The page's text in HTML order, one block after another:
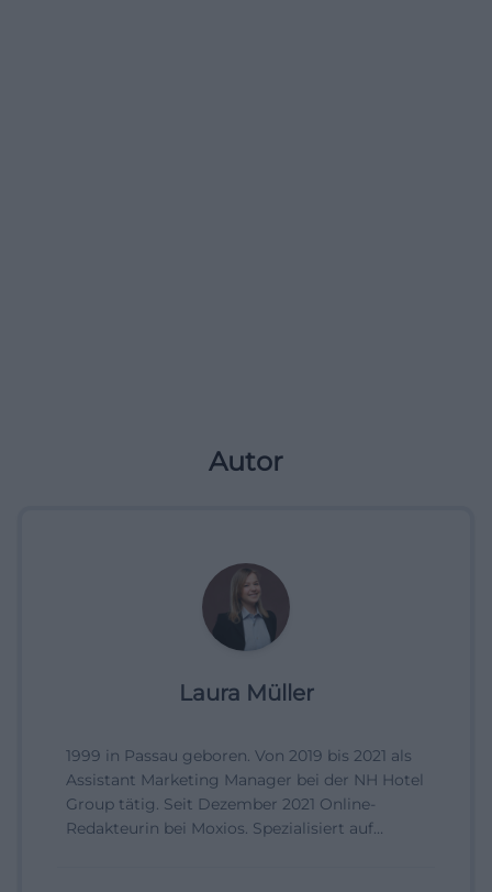
Autor
Laura Müller
1999 in Passau geboren. Von 2019 bis 2021 als
Assistant Marketing Manager bei der NH Hotel
Group tätig. Seit Dezember 2021 Online-
Redakteurin bei Moxios. Spezialisiert auf